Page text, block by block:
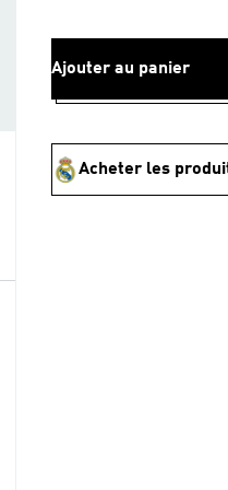
Ajouter au panier
Acheter les